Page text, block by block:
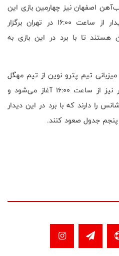
اصفهان نیز چهارمین بازی این
هفته را برگزار می‌کنند. این دیدار از ساعت ۱۶:۰۰ در تهران برگزار
تا با برد در این بازی به
تیم پترو نوین از تیم مهگل
البرز پیگیری می‌شود. این دیدار نیز از ساعت ۱۶:۰۰ آغاز می‌شود و
را دارند که با برد در این دیدار